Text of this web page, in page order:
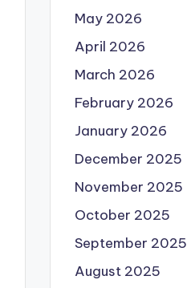
May 2026
April 2026
March 2026
February 2026
January 2026
December 2025
November 2025
October 2025
September 2025
August 2025